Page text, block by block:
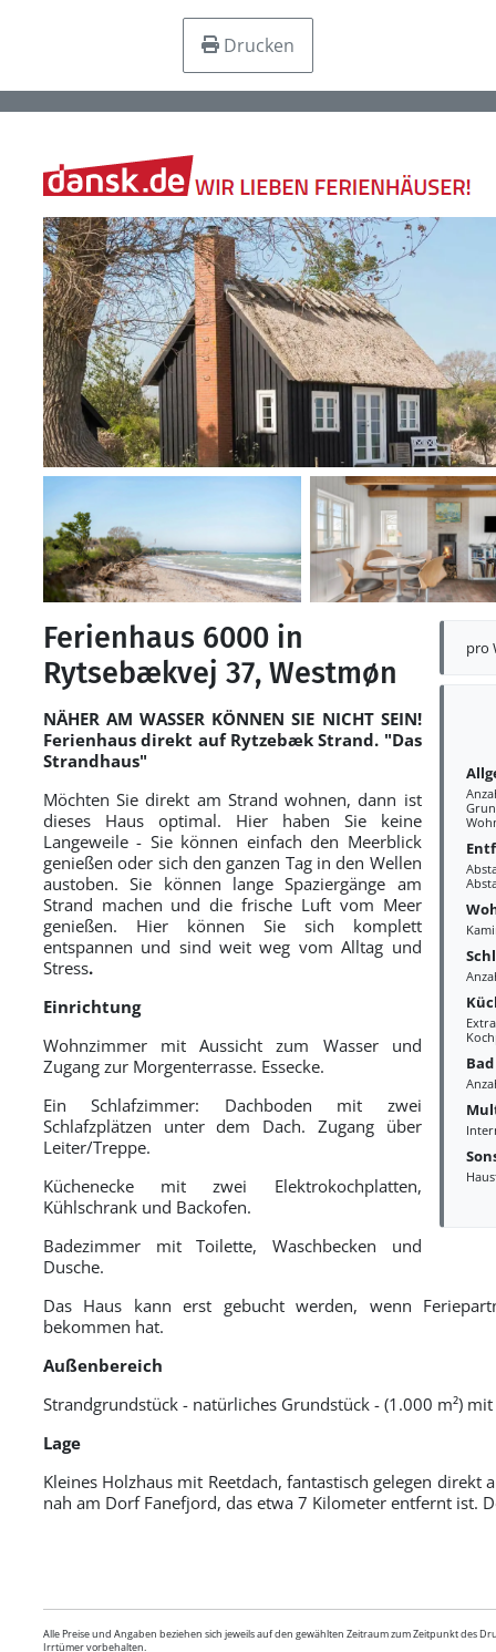
Drucken
pro
Bad
Ferienhaus 6000 in
Rytsebækvej 37, Westmøn
NÄHER AM WASSER KÖNNEN SIE NICHT SEIN!
Ferienhaus direkt auf Rytzebæk Strand. "Das
Strandhaus"
Möchten Sie direkt am Strand wohnen, dann ist
dieses Haus optimal. Hier haben Sie keine
Langeweile - Sie können einfach den Meerblick
genießen oder sich den ganzen Tag in den Wellen
austoben. Sie können lange Spaziergänge am
Strand machen und die frische Luft vom Meer
genießen. Hier können Sie sich komplett
entspannen und sind weit weg vom Alltag und
Stress.
Einrichtung
Wohnzimmer mit Aussicht zum Wasser und
Zugang zur Morgenterrasse. Essecke.
Ein Schlafzimmer: Dachboden mit zwei
Schlafzplätzen unter dem Dach. Zugang über
Leiter/Treppe.
Küchenecke mit zwei Elektrokochplatten,
Kühlschrank und Backofen.
Badezimmer mit Toilette, Waschbecken und
Dusche.
Das Haus kann erst gebucht werden, wenn
bekommen hat.
Außenbereich
Strandgrundstück - natürliches Grundstück - (1.000 m²)
Lage
Kleines Holzhaus mit Reetdach, fantastisch gelegen direkt
nah am Dorf Fanefjord, das etwa 7 Kilometer entfernt ist.
Alle Preise und Angaben beziehen sich jeweils auf den gewählten Zeitraum zum Zeitpunkt des
Irrtümer vorbehalten.